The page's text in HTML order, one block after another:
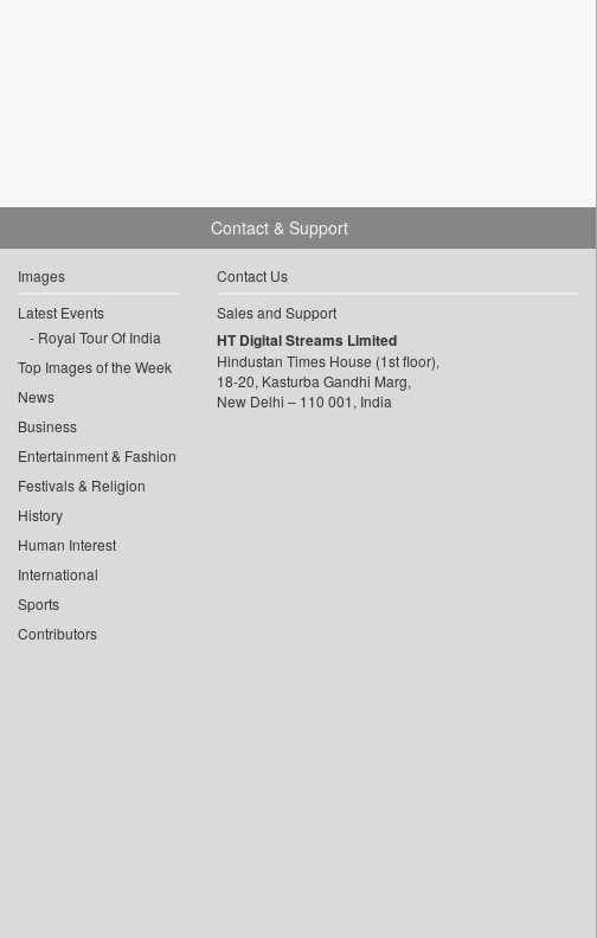
Images
Latest Events
Royal Tour Of India
Top Images of the Week
News
Business
Entertainment & Fashion
Festivals & Religion
History
Human Interest
International
Sports
Contributors
Contact & Support
Contact Us
Sales and Support
HT Digital Streams Limited
Hindustan Times House (1st floor),
18-20, Kasturba Gandhi Marg,
New Delhi – 110 001, India